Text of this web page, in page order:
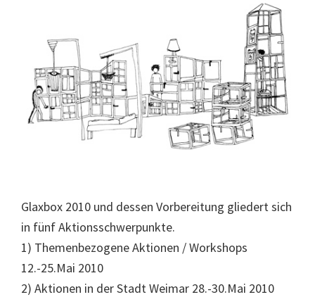
Glaxbox 2010 und dessen Vorbereitung gliedert sich
in fünf Aktionsschwerpunkte.
1) Themenbezogene Aktionen / Workshops
12.-25.Mai 2010
2) Aktionen in der Stadt Weimar 28.-30.Mai 2010